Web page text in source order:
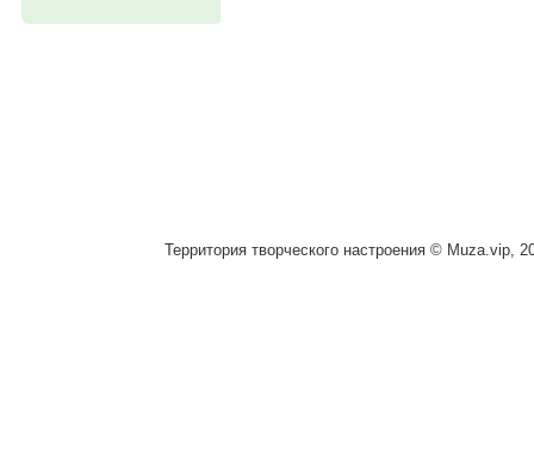
Территория творческого настроения © Muza.vip,